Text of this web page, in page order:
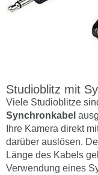
Studioblitz mit
Viele Studioblitze
Synchronkabel
Ihre Kamera direkt
darüber auslösen.
Länge des Kabels
Verwendung eines